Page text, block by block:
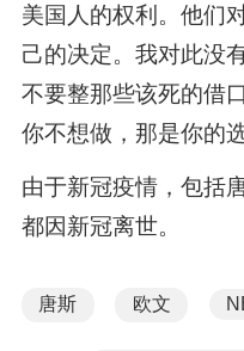
美国人的权利。他们
己的决定。我对此没
不要整那些该死的借
你不想做，那是你的
由于新冠疫情，包括
都因新冠离世。
唐斯 欧文